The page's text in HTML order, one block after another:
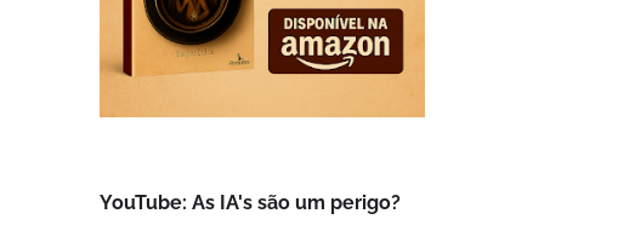
YouTube: As IA's são um perigo?